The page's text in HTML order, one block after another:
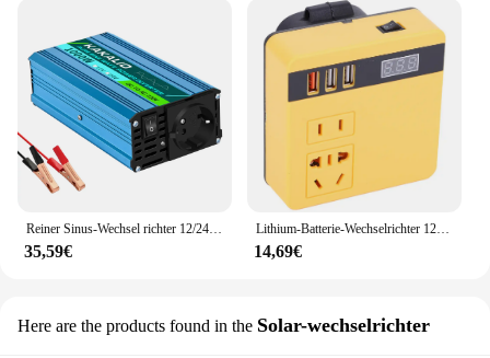
35,59€
Lithium-Batterie-Wechselrichter 120W DC 18-21V zu AC 220V Batteriestromwechselrichter für den Außeneinsatz Notfallbetrieb Wechselrichter Elektrowerkzeug
14,69€
Here are the products found in the Solar-wechselrichter